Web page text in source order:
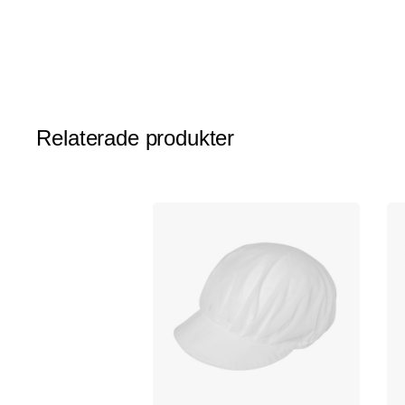
Relaterade produkter